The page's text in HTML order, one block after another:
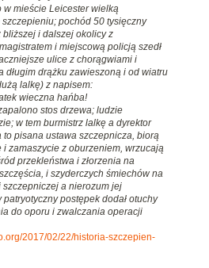
w mieście Leicester wielką
pochód 50 tysięczny
i dalszej okolicy z
i miejscową policją szedł
ulice z chorągwiami i
długim drążku zawieszoną i od wiatru
lalkę) z napisem:
wieczna hańba!
stos drzewa; ludzie
w tem burmistrz lalkę a dyrektor
to pisana ustawa szczepnicza, biorą
i zamaszycie z oburzeniem, wrzucają
przekleństwa i złorzenia na
i szyderczych śmiechów na
a nierozum jej
patryotyczny postępek dodał otuchy
do oporu i zwalczania operacji
2017/02/22/historia-szczepien-